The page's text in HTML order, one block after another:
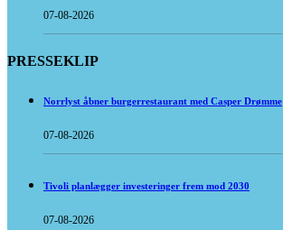
07-08-2026
PRESSEKLIP
Norrlyst åbner burgerrestaurant med Casper Drømme
07-08-2026
Tivoli planlægger investeringer frem mod 2030
07-08-2026